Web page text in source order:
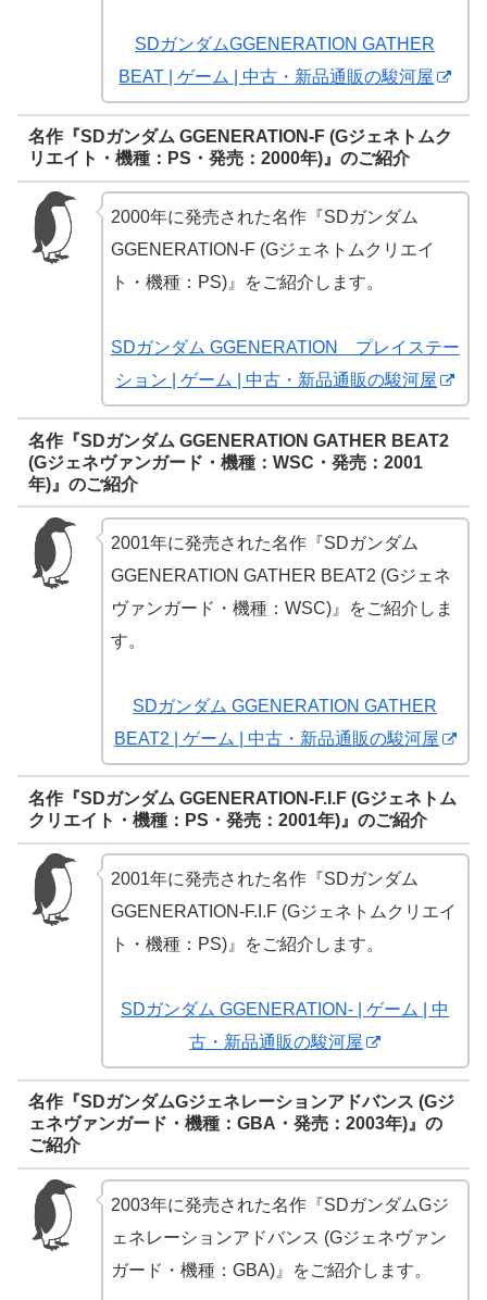
SDガンダムGGENERATION GATHER
BEAT | ゲーム | 中古・新品通販の駿河屋
名作『SDガンダム GGENERATION-F (Gジェネトムク
リエイト・機種：PS・発売：2000年)』のご紹介
2000年に発売された名作『SDガンダム
GGENERATION-F (Gジェネトムクリエイ
ト・機種：PS)』をご紹介します。
SDガンダム GGENERATION プレイステー
ション | ゲーム | 中古・新品通販の駿河屋
名作『SDガンダム GGENERATION GATHER BEAT2
(Gジェネヴァンガード・機種：WSC・発売：2001
年)』のご紹介
2001年に発売された名作『SDガンダム
GGENERATION GATHER BEAT2 (Gジェネ
ヴァンガード・機種：WSC)』をご紹介しま
す。
SDガンダム GGENERATION GATHER
BEAT2 | ゲーム | 中古・新品通販の駿河屋
名作『SDガンダム GGENERATION-F.I.F (Gジェネトム
クリエイト・機種：PS・発売：2001年)』のご紹介
2001年に発売された名作『SDガンダム
GGENERATION-F.I.F (Gジェネトムクリエイ
ト・機種：PS)』をご紹介します。
SDガンダム GGENERATION- | ゲーム | 中
古・新品通販の駿河屋
名作『SDガンダムGジェネレーションアドバンス (Gジ
ェネヴァンガード・機種：GBA・発売：2003年)』の
ご紹介
2003年に発売された名作『SDガンダムGジ
ェネレーションアドバンス (Gジェネヴァン
ガード・機種：GBA)』をご紹介します。